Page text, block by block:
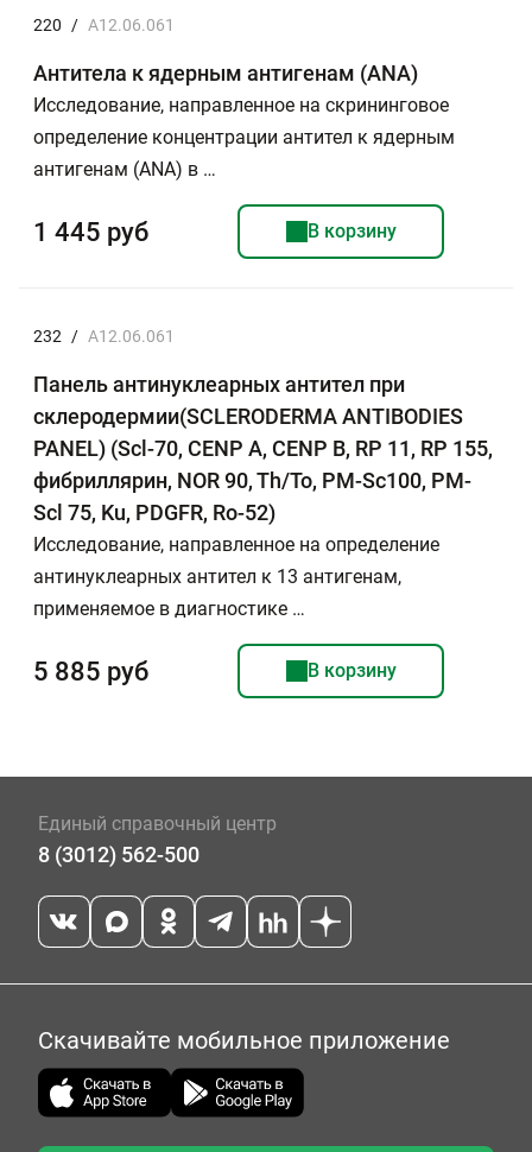
220 / A12.06.061
Антитела к ядерным антигенам (ANA)
Исследование, направленное на скрининговое
определение концентрации антител к ядерным
антигенам (ANA) в …
1 445 руб В корзину
232 / A12.06.061
Панель антинуклеарных антител при
склеродермии(SCLERODERMA ANTIBODIES
PANEL) (Scl-70, СENP A, CENP B, RP 11, RP 155,
фибриллярин, NOR 90, Th/To, PM-Sc100, PM-
Scl 75, Ku, PDGFR, Ro-52)
Исследование, направленное на определение
антинуклеарных антител к 13 антигенам,
применяемое в диагностике …
5 885 руб В корзину
Единый справочный центр
8 (3012) 562-500
Скачивайте мобильное приложение